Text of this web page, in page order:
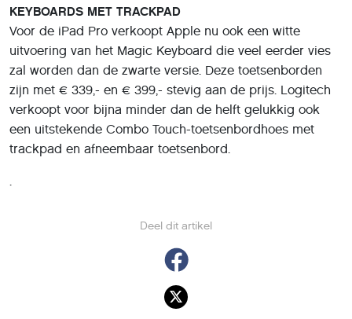
Deel dit artikel
KEYBOARDS MET TRACKPAD
Voor de iPad Pro verkoopt Apple nu ook een witte
uitvoering van het Magic Keyboard die veel eerder vies
zal worden dan de zwarte versie. Deze toetsenborden
zijn met € 339,- en € 399,- stevig aan de prijs. Logitech
verkoopt voor bijna minder dan de helft gelukkig ook
een uitstekende Combo Touch-toetsenbordhoes met
trackpad en afneembaar toetsenbord.
.